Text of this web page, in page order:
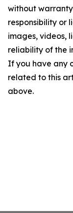
without
responsibility or
images, videos,
reliability of the
If you have any
related to this
above.